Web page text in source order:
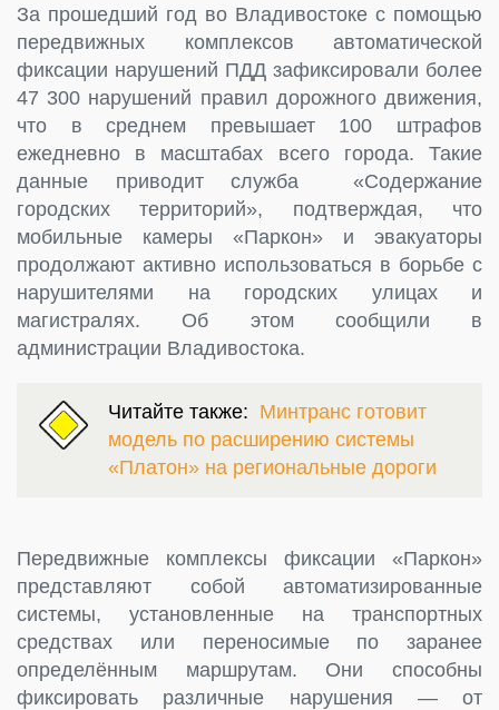
За прошедший год во Владивостоке с помощью
передвижных комплексов автоматической
фиксации нарушений ПДД зафиксировали более
47 300 нарушений правил дорожного движения,
что в среднем превышает 100 штрафов
ежедневно в масштабах всего города. Такие
данные приводит служба «Содержание
городских территорий», подтверждая, что
мобильные камеры «Паркон» и эвакуаторы
продолжают активно использоваться в борьбе с
нарушителями на городских улицах и
магистралях. Об этом сообщили в
администрации Владивостока.
Читайте также: Минтранс готовит
модель по расширению системы
«Платон» на региональные дороги
Передвижные комплексы фиксации «Паркон»
представляют собой автоматизированные
системы, установленные на транспортных
средствах или переносимые по заранее
определённым маршрутам. Они способны
фиксировать различные нарушения — от